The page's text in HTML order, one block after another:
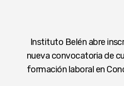
Instituto Belén abre
nueva convocatoria de
formación laboral en